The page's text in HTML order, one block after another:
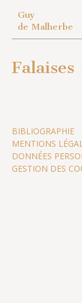
Guy
de Malherbe
BIBLIOGRAPHIE
MENTIONS
DONNÉES
GESTION DES